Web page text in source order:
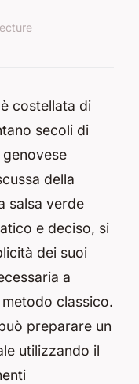
costellata di
secoli di
della
salsa verde
e deciso, si
dei suoi
a
classico.
preparare un
utilizzando il